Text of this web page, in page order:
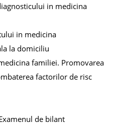
in medicina
in medicina
la domiciliu
familiei. Promovarea
factorilor de risc
de bilant